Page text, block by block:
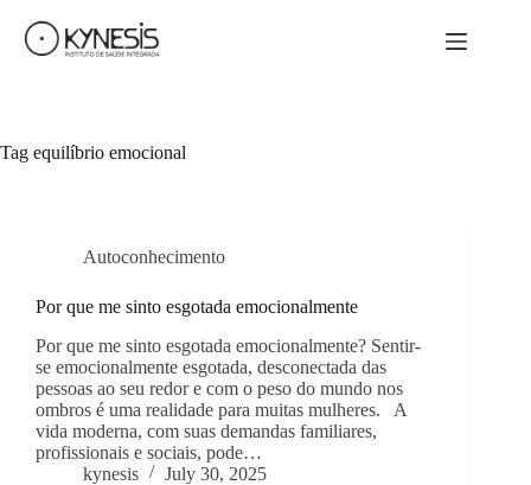
Tag equilíbrio emocional
Autoconhecimento
Por que me sinto esgotada emocionalmente
Por que me sinto esgotada emocionalmente? Sentir-
se emocionalmente esgotada, desconectada das
pessoas ao seu redor e com o peso do mundo nos
ombros é uma realidade para muitas mulheres. A
vida moderna, com suas demandas familiares,
profissionais e sociais, pode…
kynesis
July 30, 2025